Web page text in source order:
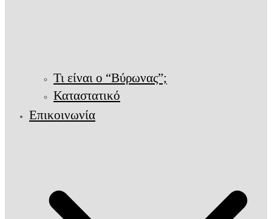
Τι είναι ο “Βύρωνας”;
Καταστατικό
Επικοινωνία